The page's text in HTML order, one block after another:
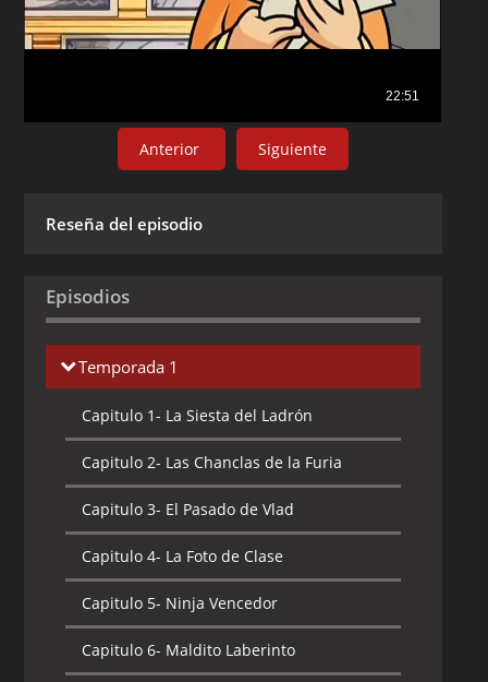
Anterior Siguiente
Reseña del episodio
Episodios
Temporada 1
Capitulo 1- La Siesta del Ladrón
Capitulo 2- Las Chanclas de la Furia
Capitulo 3- El Pasado de Vlad
Capitulo 4- La Foto de Clase
Capitulo 5- Ninja Vencedor
Capitulo 6- Maldito Laberinto